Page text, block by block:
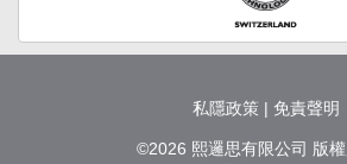
私隱政策 | 免責聲明
©2026 熙邏思有限公司 版權